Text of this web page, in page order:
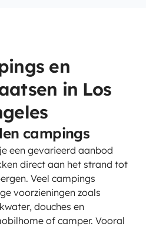
en
in Los
campings
een gevarieerd aanbod
direct aan het strand tot
Veel campings
voorzieningen zoals
douches en
of camper. Vooral